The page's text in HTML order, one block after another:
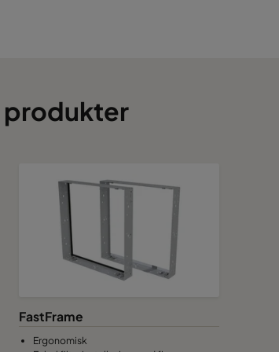
produkter
FastFrame
Ergonomisk